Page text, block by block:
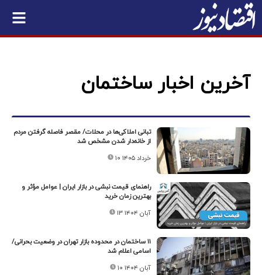
آخرین اخبار ساختمان
تبانی املاکی‌ها در محلات/ مقصر فاصله گرفتن مردم
از خانه‌دار شدن مشخص شد
۱۰ خرداد ۱۴۰۵
راهنمای قیمت نبشی در بازار ایران | عوامل مؤثر و
بهترین زمان خرید
۱۳ آبان ۱۴۰۴
۱۱ ساختمان در محدوده بازار تهران در وضعیت بحرانی/
اسامی اعلام شد
۱۰ آبان ۱۴۰۴